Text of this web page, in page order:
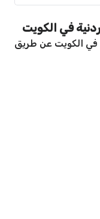
في الكويت
في الكويت عن طريق